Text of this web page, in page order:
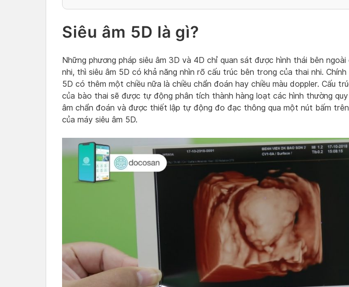
Siêu âm 5D là gì?
Những phương pháp siêu âm 3D và 4D chỉ quan sát được hình thái bên ngoài
nhi, thì siêu âm 5D có khả năng nhìn rõ cấu trúc bên trong của thai nhi. Chính
5D có thêm một chiều nữa là chiều chẩn đoán hay chiều màu doppler. Cấu
của bào thai sẽ được tự động phân tích thành hàng loạt các hình thường
âm chẩn đoán và được thiết lập tự động đo đạc thông qua một nút bấm
của máy siêu âm 5D.